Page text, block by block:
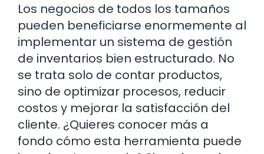
Los negocios de todos los tamaños
pueden beneficiarse enormemente al
implementar un sistema de gestión
de inventarios bien estructurado. No
se trata solo de contar productos,
sino de optimizar procesos, reducir
costos y mejorar la satisfacción del
cliente. ¿Quieres conocer más a
fondo cómo esta herramienta puede